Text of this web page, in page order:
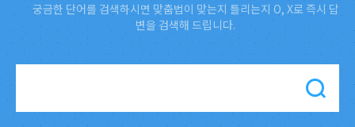
궁금한 단어를 검색하시면 맞춤법이 맞는지 틀리는지 O, X로 즉시 답
변을 검색해 드립니다.